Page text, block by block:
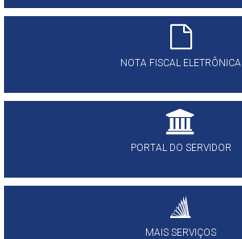
NOTA FISCAL ELETRÔNICA
PORTAL DO SERVIDOR
MAIS SERVIÇOS